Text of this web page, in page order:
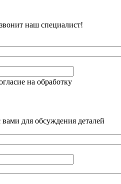
наш специалист!
на обработку
для обсуждения деталей